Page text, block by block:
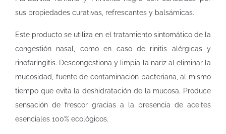
sus propiedades curativas, refrescantes y balsámicas.
Este producto se utiliza en el tratamiento sintomático de la
congestión nasal, como en caso de rinitis alérgicas y
rinofaringitis. Descongestiona y limpia la nariz al eliminar la
mucosidad, fuente de contaminación bacteriana, al mismo
tiempo que evita la deshidratación de la mucosa. Produce
sensación de frescor gracias a la presencia de aceites
esenciales 100% ecológicos.